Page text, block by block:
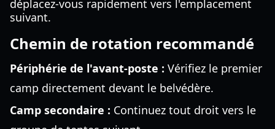
déplacez-vous rapidement vers l'emplacement
suivant.
Chemin de rotation recommandé
Périphérie de l'avant-poste : Vérifiez le premier
camp directement devant le belvédère.
Camp secondaire : Continuez tout droit vers le